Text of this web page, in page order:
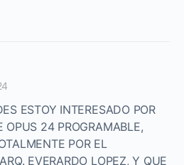
ESTOY INTERESADO POR
OPUS 24 PROGRAMABLE,
POR EL
EVERARDO LOPEZ, Y QUE